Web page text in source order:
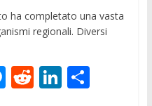
ha completato una vasta
regionali. Diversi
M R Li C